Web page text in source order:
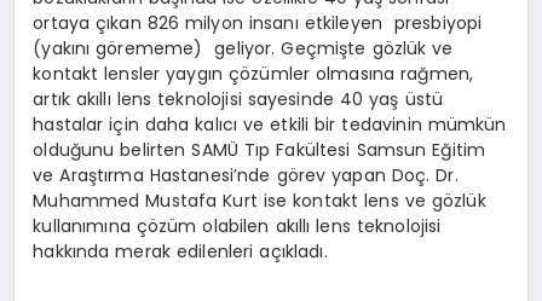
ortaya çıkan 826 milyon insanı etkileyen presbiyopi
(yakını görememe) geliyor. Geçmişte gözlük ve
kontakt lensler yaygın çözümler olmasına rağmen,
artık akıllı lens teknolojisi sayesinde 40 yaş üstü
hastalar için daha kalıcı ve etkili bir tedavinin mümkün
olduğunu belirten SAMÜ Tıp Fakültesi Samsun Eğitim
ve Araştırma Hastanesi’nde görev yapan Doç. Dr.
Muhammed Mustafa Kurt ise kontakt lens ve gözlük
kullanımına çözüm olabilen akıllı lens teknolojisi
hakkında merak edilenleri açıkladı.